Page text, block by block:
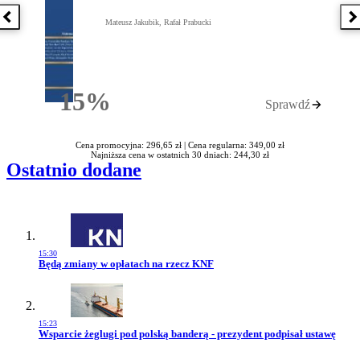
Poprzednia książka
15%Rabatu
Mateusz Jakubik, Rafał Prabucki
Sprawdź
Cena promocyjna: 296,65 zł | Cena regularna: 349,00 zł
Najniższa cena w ostatnich 30 dniach: 244,30 zł
Ostatnio dodane
15:30
Przejdź do artykułu:
Będą zmiany w opłatach na rzecz KNF
15:23
Przejdź do artykułu:
Wsparcie żeglugi pod polską banderą - prezydent podpisał ustawę